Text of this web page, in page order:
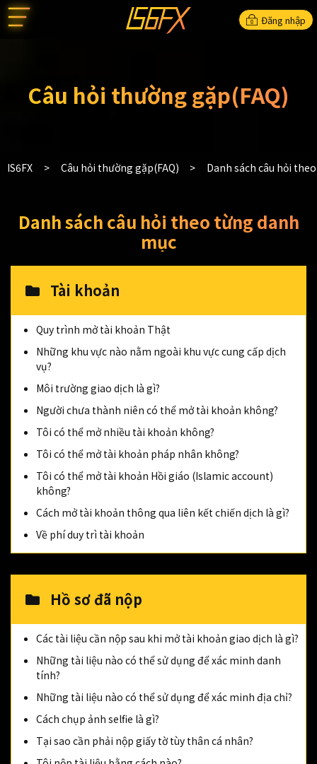
Đăng nhập
Câu hỏi thường gặp(FAQ)
IS6FX Câu hỏi thường gặp(FAQ) Danh sách câu hỏi
Danh sách câu hỏi theo từng danh
mục
Tài khoản
Quy trình mở tài khoản Thật
Những khu vực nào nằm ngoài khu vực cung cấp dịch
vụ?
Môi trường giao dịch là gì?
Người chưa thành niên có thể mở tài khoản không?
Tôi có thể mở nhiều tài khoản không?
Tôi có thể mở tài khoản pháp nhân không?
Tôi có thể mở tài khoản Hồi giáo (Islamic account)
không?
Cách mở tài khoản thông qua liên kết chiến dịch là gì?
Về phí duy trì tài khoản
Hồ sơ đã nộp
Các tài liệu cần nộp sau khi mở tài khoản giao dịch là gì?
Những tài liệu nào có thể sử dụng để xác minh danh
tính?
Những tài liệu nào có thể sử dụng để xác minh địa chỉ?
Cách chụp ảnh selfie là gì?
Tại sao cần phải nộp giấy tờ tùy thân cá nhân?